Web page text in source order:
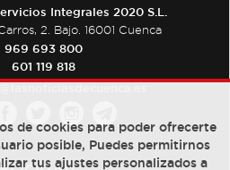
Integrales 2020 S.L.
2. Bajo. 16001 Cuenca
969 693 800
601 119 818
de cookies para poder ofrecerte
posible, Puedes permitirnos
tus ajustes personalizados a